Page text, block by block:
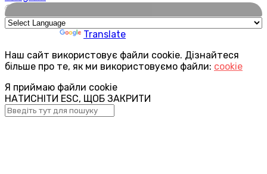
🌍
Translate
Наш сайт використовує файли cookie. Дізнайтеся
більше про те, як ми використовуємо файли: cookie
Я приймаю файли cookie
НАТИСНІТИ ESC, ЩОБ ЗАКРИТИ